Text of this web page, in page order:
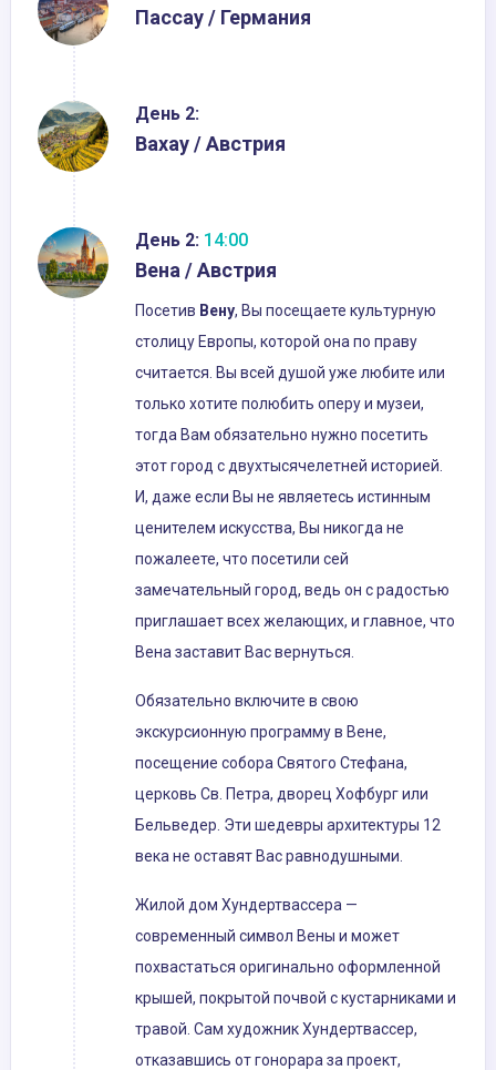
Пассау / Германия
День 2:
Вахау / Австрия
День 2: 14:00
Вена / Австрия
Посетив Вену, Вы посещаете культурную
столицу Европы, которой она по праву
считается. Вы всей душой уже любите или
только хотите полюбить оперу и музеи,
тогда Вам обязательно нужно посетить
этот город с двухтысячелетней историей.
И, даже если Вы не являетесь истинным
ценителем искусства, Вы никогда не
пожалеете, что посетили сей
замечательный город, ведь он с радостью
приглашает всех желающих, и главное, что
Вена заставит Вас вернуться.
Обязательно включите в свою
экскурсионную программу в Вене,
посещение собора Святого Стефана,
церковь Св. Петра, дворец Хофбург или
Бельведер. Эти шедевры архитектуры 12
века не оставят Вас равнодушными.
Жилой дом Хундертвассера —
современный символ Вены и может
похвастаться оригинально оформленной
крышей, покрытой почвой с кустарниками и
травой. Сам художник Хундертвассер,
отказавшись от гонорара за проект,